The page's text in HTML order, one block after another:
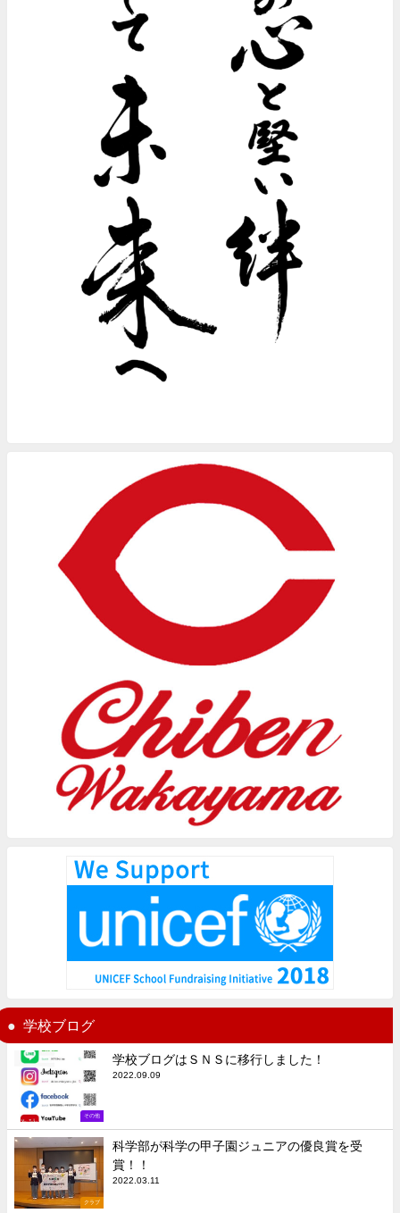
学校ブログ
その他
学校ブログはＳＮＳに移行しました！
2022.09.09
クラブ
科学部が科学の甲子園ジュニアの優良賞を受
賞！！
2022.03.11